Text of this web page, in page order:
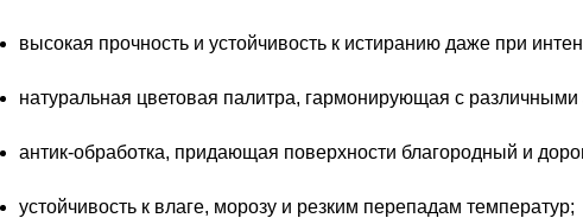
высокая прочность и устойчивость к истиранию даже при
натуральная цветовая палитра, гармонирующая с
антик-обработка, придающая поверхности благородный и
устойчивость к влаге, морозу и резким перепадам температур;